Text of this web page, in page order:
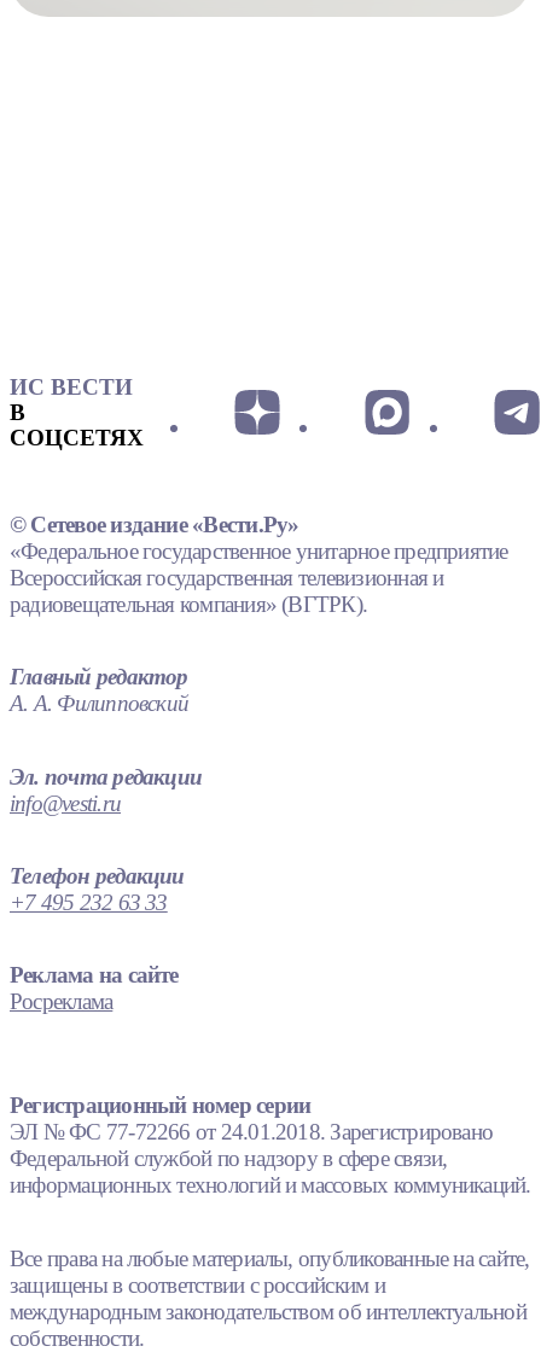
ИС ВЕСТИ
В
СОЦСЕТЯХ
© Сетевое издание «Вести.Ру»
«Федеральное государственное унитарное предприятие
Всероссийская государственная телевизионная и
радиовещательная компания» (ВГТРК).
Главный редактор
А. А. Филипповский
Эл. почта редакции
info@vesti.ru
Телефон редакции
+7 495 232 63 33
Реклама на сайте
Росреклама
Регистрационный номер серии
ЭЛ № ФС 77-72266 от 24.01.2018. Зарегистрировано
Федеральной службой по надзору в сфере связи,
информационных технологий и массовых коммуникаций.
Все права на любые материалы, опубликованные на сайте,
защищены в соответствии с российским и
международным законодательством об интеллектуальной
собственности.